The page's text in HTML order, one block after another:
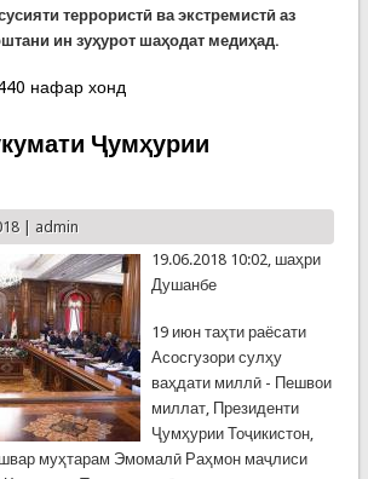
террористӣ ва экстремистӣ аз
ин зуҳурот шаҳодат медиҳад.
терроризм муборизаи беамон бояд
нафар хонд
Ҷумҳурии
| admin
19.06.2018 10:02, шаҳри
Душанбе
19 июн таҳти раёсати
Асосгузори сулҳу
ваҳдати миллӣ - Пешвои
миллат, Президенти
Ҷумҳурии Тоҷикистон,
муҳтарам Эмомалӣ Раҳмон маҷлиси